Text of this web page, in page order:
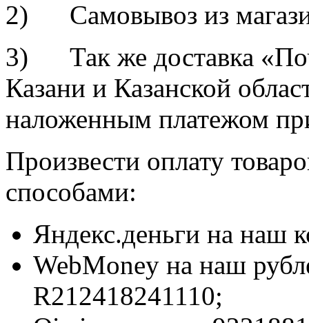
2) Самовывоз из
3) Так же доставка
Казани и Казанской
наложенным платежом
Произвести оплату
способами:
Яндекс.деньги на наш
WebMoney на наш
R212418241110;